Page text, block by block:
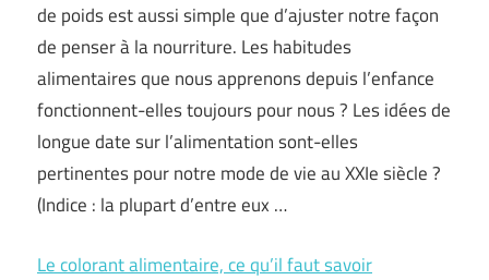
de poids est aussi simple que d’ajuster notre façon
de penser à la nourriture. Les habitudes
alimentaires que nous apprenons depuis l’enfance
fonctionnent-elles toujours pour nous ? Les idées de
longue date sur l’alimentation sont-elles
pertinentes pour notre mode de vie au XXIe siècle ?
(Indice : la plupart d’entre eux …
Le colorant alimentaire, ce qu’il faut savoir